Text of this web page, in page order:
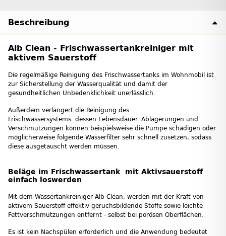
Beschreibung
Alb Clean - Frischwassertankreiniger mit
aktivem Sauerstoff
Die regelmäßige Reinigung des Frischwassertanks im Wohnmobil ist
zur Sicherstellung der Wasserqualität und damit der
gesundheitlichen Unbedenklichkeit unerlässlich.
Außerdem verlängert die Reinigung des
Frischwassersystems dessen Lebensdauer. Ablagerungen und
Verschmutzungen können beispielsweise die Pumpe schädigen oder
möglicherweise folgende Wasserfilter sehr schnell zusetzen, sodass
diese ausgetauscht werden müssen.
Beläge im Frischwassertank mit Aktivsauerstoff
einfach loswerden
Mit dem Wassertankreiniger Alb Clean, werden mit der Kraft von
aktivem Sauerstoff effektiv geruchsbildende Stoffe sowie leichte
Fettverschmutzungen entfernt - selbst bei porösen Oberflächen.
Es ist kein Nachspülen erforderlich und die Anwendung bedeutet